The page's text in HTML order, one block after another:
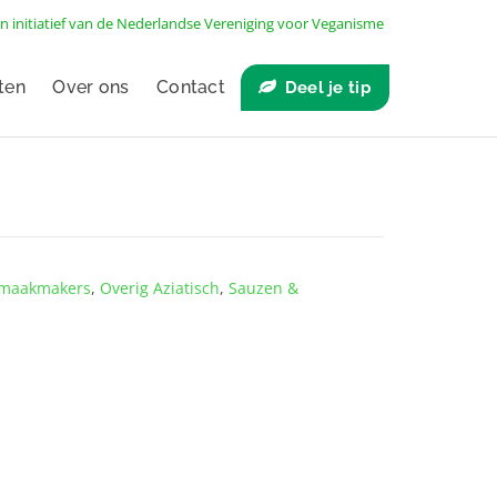
initiatief van de Nederlandse Vereniging voor Veganisme
Over ons Contact Deel je tip
, Overig Aziatisch,Sauzen &